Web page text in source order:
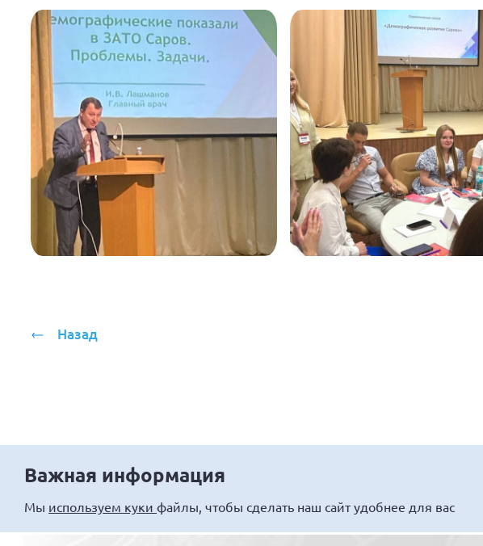
Назад
Важная информация
Мы используем куки файлы, чтобы сделать наш сайт удобнее для вас